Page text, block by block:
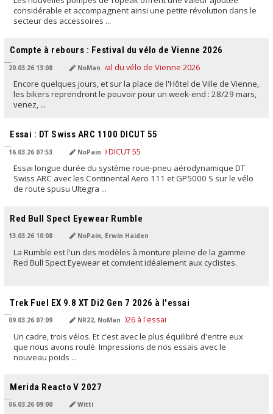
considérable et accompagnent ainsi une petite révolution dans le
secteur des accessoires ...
Compte à rebours : Festival du vélo de Vienne 2026
20.03.26 13:08 NoMan
Encore quelques jours, et sur la place de l'Hôtel de Ville de Vienne,
les bikers reprendront le pouvoir pour un week-end : 28/29 mars,
venez, ...
Essai : DT Swiss ARC 1100 DICUT 55
16.03.26 07:53 NoPain
Essai longue durée du système roue-pneu aérodynamique DT
Swiss ARC avec les Continental Aero 111 et GP5000 S sur le vélo
de route spusu Ultegra ...
Red Bull Spect Eyewear Rumble
13.03.26 10:08 NoPain, Erwin Haiden
La Rumble est l'un des modèles à monture pleine de la gamme
Red Bull Spect Eyewear et convient idéalement aux cyclistes.
Trek Fuel EX 9.8 XT Di2 Gen 7 2026 à l'essai
09.03.26 07:09 NR22, NoMan
Un cadre, trois vélos. Et c'est avec le plus équilibré d'entre eux
que nous avons roulé. Impressions de nos essais avec le
nouveau poids ...
Merida Reacto V 2027
06.03.26 09:00 Witti